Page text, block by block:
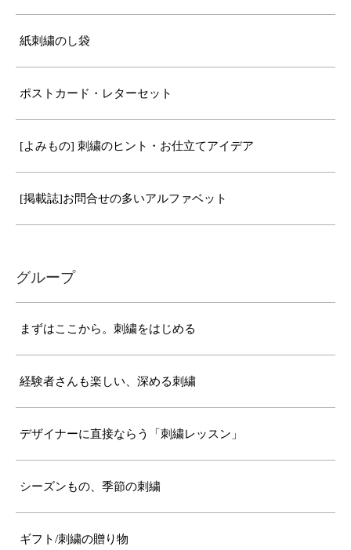
紙刺繍のし袋
ポストカード・レターセット
[よみもの] 刺繍のヒント・お仕立てアイデア
[掲載誌]お問合せの多いアルファベット
グループ
まずはここから。刺繍をはじめる
経験者さんも楽しい、深める刺繍
デザイナーに直接ならう「刺繍レッスン」
シーズンもの、季節の刺繍
ギフト/刺繍の贈り物